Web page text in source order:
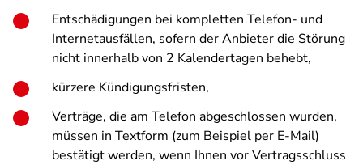
Entschädigungen bei kompletten Telefon- und
Internetausfällen, sofern der Anbieter die Störung
nicht innerhalb von 2 Kalendertagen behebt,
kürzere Kündigungsfristen,
Verträge, die am Telefon abgeschlossen wurden,
müssen in Textform (zum Beispiel per E-Mail)
bestätigt werden, wenn Ihnen vor Vertragsschluss